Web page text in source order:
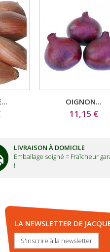
OIGNON...
11,15 €
LIVRAISON À DOMICILE
Emballage soigné = Fraîcheur
!
LA NEWSLETTER DE
S'inscrire à la newsletter